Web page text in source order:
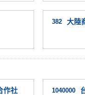
382 大陸
作社 1040000